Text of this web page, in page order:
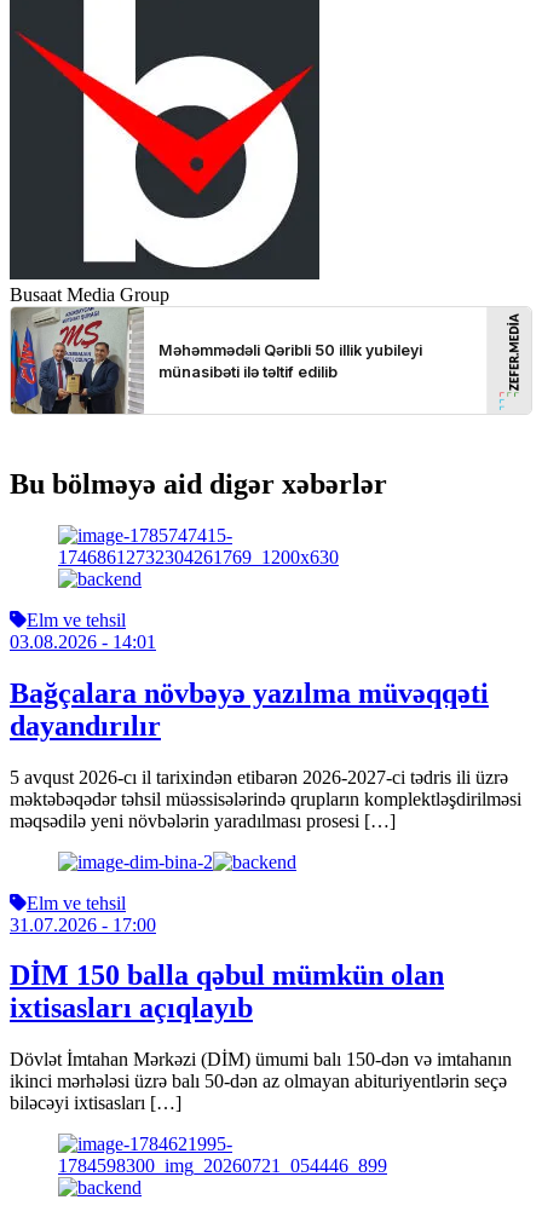
Busaat Media Group
Bu bölməyə aid digər xəbərlər
Elm ve tehsil
03.08.2026 - 14:01
Bağçalara növbəyə yazılma müvəqqəti
dayandırılır
5 avqust 2026-cı il tarixindən etibarən 2026-2027-ci tədris ili üzrə
məktəbəqədər təhsil müəssisələrində qrupların komplektləşdirilməsi
məqsədilə yeni növbələrin yaradılması prosesi […]
Elm ve tehsil
31.07.2026 - 17:00
DİM 150 balla qəbul mümkün olan
ixtisasları açıqlayıb
Dövlət İmtahan Mərkəzi (DİM) ümumi balı 150-dən və imtahanın
ikinci mərhələsi üzrə balı 50-dən az olmayan abituriyentlərin seçə
biləcəyi ixtisasları […]